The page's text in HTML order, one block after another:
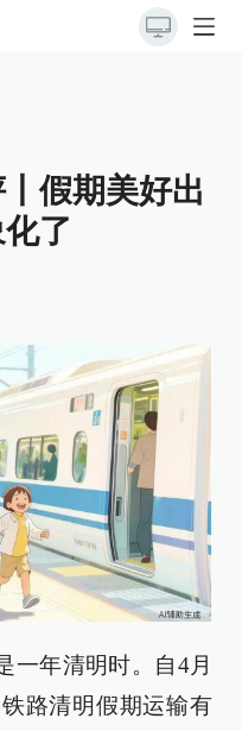
丨假期美好出
了
一年清明时。自4月
路清明假期运输有